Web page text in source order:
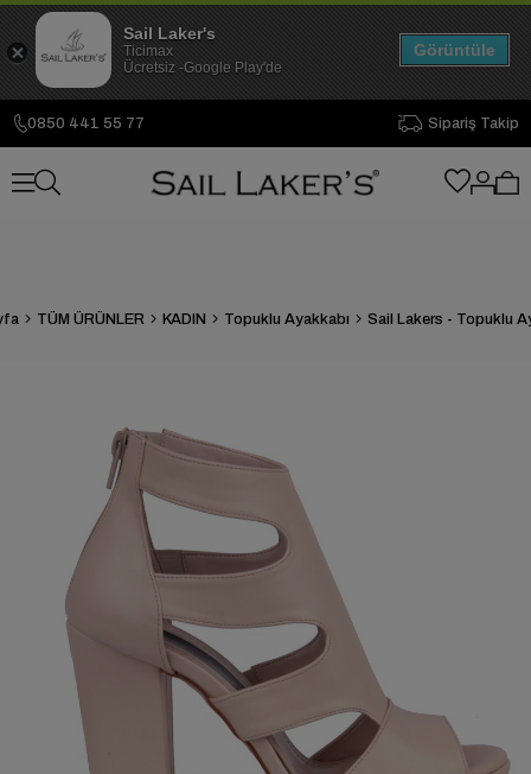
0850 441 55 77 Sipariş Takip
TÜM ÜRÜNLER KADIN Topuklu Ayakkabı
Sail Laker's
Ticimax
Ücretsiz -Google Play'de
Görüntüle